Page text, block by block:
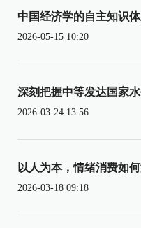
中国经济学的自主知识
2026-05-15 10:20
深刻把握中等发达国家
2026-03-24 13:56
以人为本，情绪消费如
2026-03-18 09:18